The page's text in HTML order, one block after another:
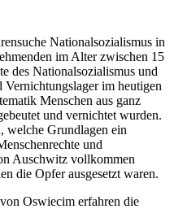
Nationalsozialismus in
im Alter zwischen 15
des Nationalsozialismus und
im heutigen
Menschen aus ganz
und vernichtet wurden.
welche Grundlagen ein
und
Auschwitz vollkommen
die Opfer ausgesetzt waren.
Oswiecim erfahren die